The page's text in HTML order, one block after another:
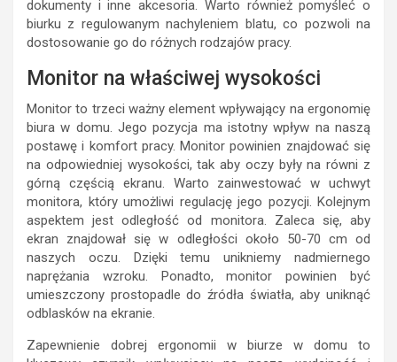
dokumenty i inne akcesoria. Warto również pomyśleć o
biurku z regulowanym nachyleniem blatu, co pozwoli na
dostosowanie go do różnych rodzajów pracy.
Monitor na właściwej wysokości
Monitor to trzeci ważny element wpływający na ergonomię
biura w domu. Jego pozycja ma istotny wpływ na naszą
postawę i komfort pracy. Monitor powinien znajdować się
na odpowiedniej wysokości, tak aby oczy były na równi z
górną częścią ekranu. Warto zainwestować w uchwyt
monitora, który umożliwi regulację jego pozycji. Kolejnym
aspektem jest odległość od monitora. Zaleca się, aby
ekran znajdował się w odległości około 50-70 cm od
naszych oczu. Dzięki temu unikniemy nadmiernego
naprężania wzroku. Ponadto, monitor powinien być
umieszczony prostopadle do źródła światła, aby uniknąć
odblasków na ekranie.
Zapewnienie dobrej ergonomii w biurze w domu to